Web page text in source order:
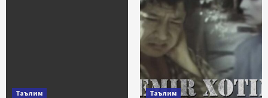
Таълим Таълим